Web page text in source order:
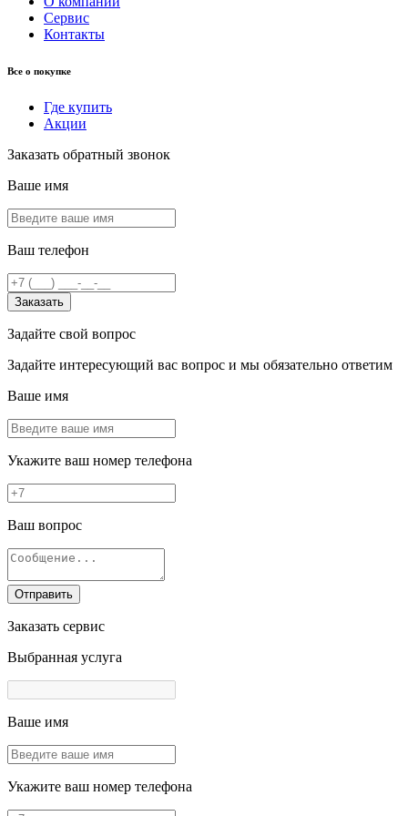
Сервис
Контакты
Все о покупке
Где купить
Акции
Заказать обратный звонок
Ваше имя
Ваш телефон
Заказать
Задайте свой вопрос
Задайте интересующий вас вопрос и мы обязательно ответим
Ваше имя
Укажите ваш номер телефона
Ваш вопрос
Отправить
Заказать сервис
Выбранная услуга
Ваше имя
Укажите ваш номер телефона